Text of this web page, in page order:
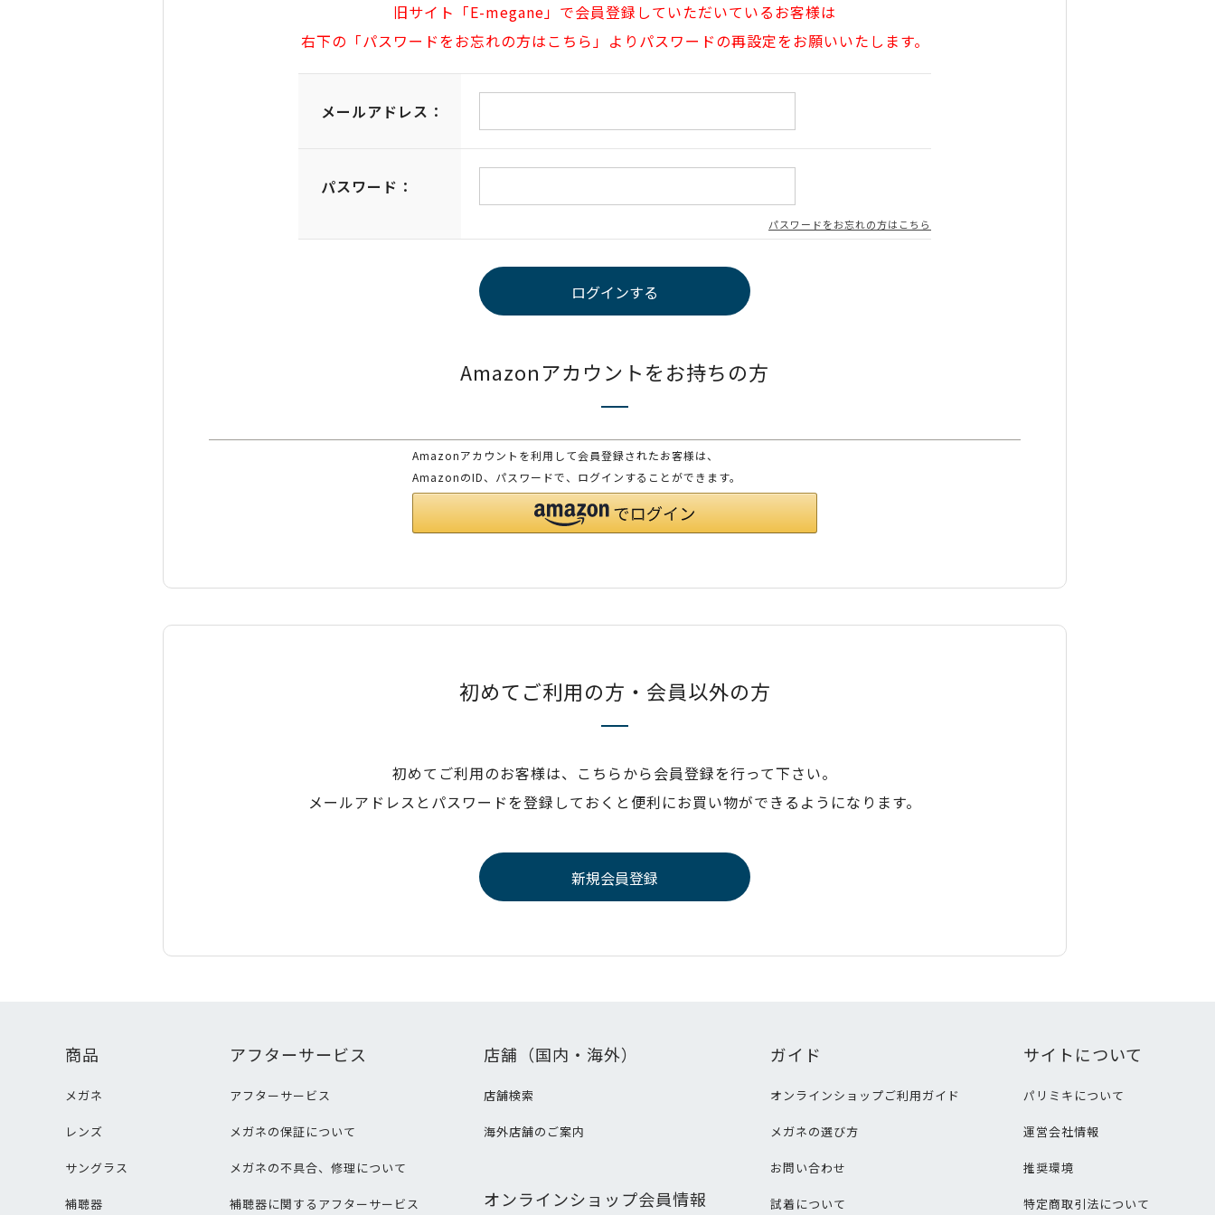
旧サイト「E-megane」で会員登録していただいているお客様は
右下の「パスワードをお忘れの方はこちら」よりパスワードの再設定をお願いいたします。
メールアドレス：
パスワード：
パスワードをお忘れの方はこちら
Amazonアカウントをお持ちの方
Amazonアカウントを利用して会員登録されたお客様は、
AmazonのID、パスワードで、ログインすることができます。
初めてご利用の方・会員以外の方
初めてご利用のお客様は、こちらから会員登録を行って下さい。
メールアドレスとパスワードを登録しておくと便利にお買い物ができるようになります。
商品
メガネ
レンズ
サングラス
補聴器
アフターサービス
アフターサービス
メガネの保証について
メガネの不具合、修理について
補聴器に関するアフターサービス
店舗（国内・海外）
店舗検索
海外店舗のご案内
オンラインショップ会員情報
ガイド
オンラインショップご利用ガイド
メガネの選び方
お問い合わせ
試着について
サイトについて
パリミキについて
運営会社情報
推奨環境
特定商取引法について